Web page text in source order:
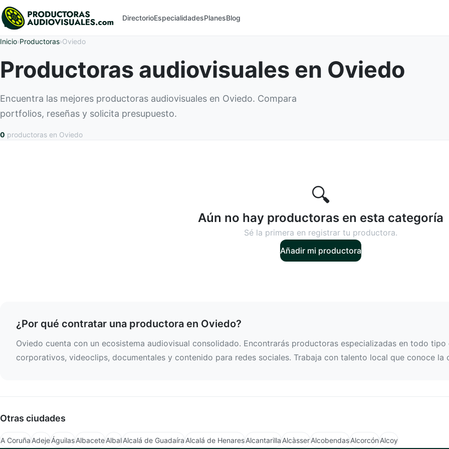
DirectorioEspecialidadesPlanesBlog
Inicio›Productoras›Oviedo
Productoras audiovisuales en Oviedo
Encuentra las mejores productoras audiovisuales en Oviedo. Compara
portfolios, reseñas y solicita presupuesto.
0 productoras en Oviedo
🔍
Aún no hay productoras en esta categoría
Sé la primera en registrar tu productora.
Añadir mi productora
¿Por qué contratar una productora en Oviedo?
Oviedo cuenta con un ecosistema audiovisual consolidado. Encontrarás productoras especializadas en todo
corporativos, videoclips, documentales y contenido para redes sociales. Trabaja con talento local que conoce la
Otras ciudades
A CoruñaAdejeÁguilasAlbaceteAlbalAlcalá de GuadaíraAlcalá de HenaresAlcantarillaAlcàsserAlcobendasAlcorcónAlcoy